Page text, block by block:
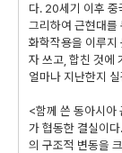
다. 20세기 이후 중
그리하여 근현대를
화학작용을 이루지
자 쓰고, 합친 것에
얼마나 지난한지
<함께 쓴 동아시아
가 협동한 결실이
의 구조적 변동을